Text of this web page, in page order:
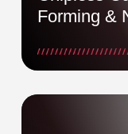
Forming &